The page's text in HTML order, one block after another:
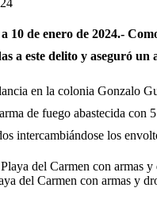
10 de enero de 2024.-
a este delito y aseguró
en la colonia Gonzalo
de fuego abastecida
intercambiándose los
del Carmen con armas y